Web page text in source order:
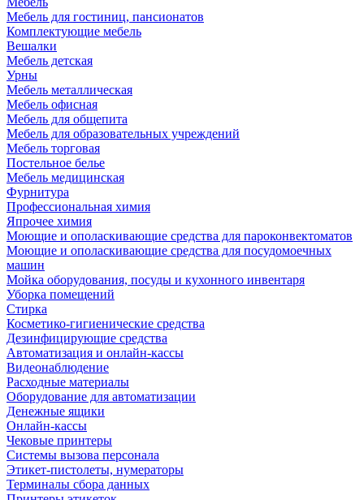
Мебель для гостиниц, пансионатов
Комплектующие мебель
Вешалки
Мебель детская
Урны
Мебель металлическая
Мебель офисная
Мебель для общепита
Мебель для образовательных учреждений
Мебель торговая
Постельное белье
Мебель медицинская
Фурнитура
Профессиональная химия
Япрочее химия
Моющие и ополаскивающие средства для пароконвектоматов
Моющие и ополаскивающие средства для посудомоечных
машин
Мойка оборудования, посуды и кухонного инвентаря
Уборка помещений
Стирка
Косметико-гигиенические средства
Дезинфицирующие средства
Автоматизация и онлайн-кассы
Видеонаблюдение
Расходные материалы
Оборудование для автоматизации
Денежные ящики
Онлайн-кассы
Чековые принтеры
Системы вызова персонала
Этикет-пистолеты, нумераторы
Терминалы сбора данных